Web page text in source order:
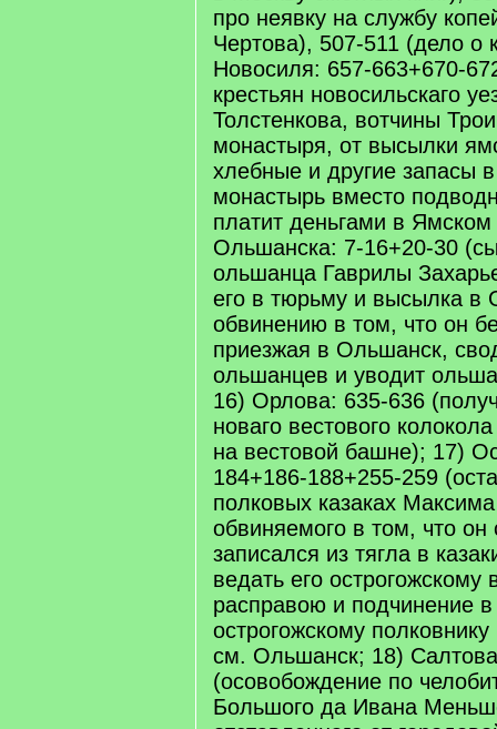
про неявку на службу
Чертова), 507-511 (дело о
Новосиля: 657-663+670-
крестьян новосильскаго
Толстенкова, вотчины
монастыря, от высылки
хлебные и другие запасы
монастырь вместо
платит деньгами в Ямском
Ольшанска: 7-16+20-30
ольшанца Гаврилы
его в тюрьму и высылка в
обвинению в том, что он
приезжая в Ольшанск,
ольшанцев и уводит
16) Орлова: 635-636
новаго вестового
на вестовой башне); 17)
184+186-188+255-259
полковых казаках
обвиняемого в том, что он
записался из тягла в
ведать его
расправою и подчинение
острогожскому
см. Ольшанск; 18)
(осовобождение по
Большого да Ивана